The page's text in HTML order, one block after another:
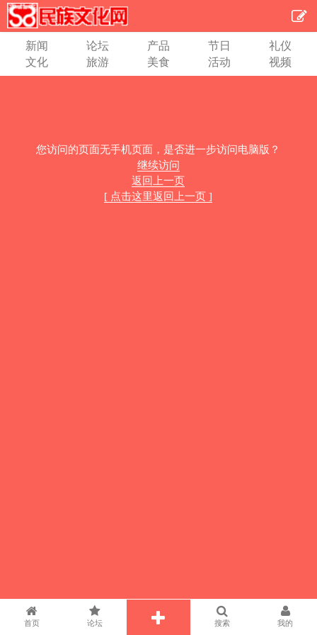
新闻 论坛 产品 节日
礼仪
文化
旅游 美食 活动 视频
您访问的页面无手机页面，是否进一步访问电脑版？
继续访问
返回上一页
[ 点击这里返回上一页 ]
首页 论坛 搜索 我的